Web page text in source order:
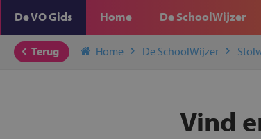
De VO Gids Home De SchoolWijzer
Terug Home De SchoolWijzer
Vind